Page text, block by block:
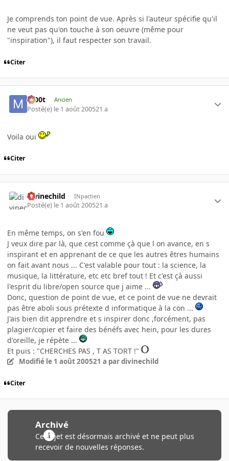
Je comprends ton point de vue. Après si l'auteur spécifie qu'il
ne veut pas qu'on touche à son oeuvre (même pour
"inspiration"), il faut respecter son travail.
Citer
m00t Ancien
Posté(e) le 1 août 200521 a
Voila oui
Citer
divinechild INpactien
Posté(e) le 1 août 200521 a
En même temps, on s'en fou
J veux dire par là, que cest comme çà que l on avance, en s
inspirant et en apprenant de ce que les autres êtres humains
on fait avant nous ... C'est valable pour tout : la science, la
musique, la littérature, etc etc bref tout ! Et c'est çà aussi
l'esprit du libre/open source que j aime ...
Donc, question de point de vue, et ce point de vue ne devrait
pas être aboli sous prétexte d informatique à la con ...
J'ais bien dit apprendre et s inspirer donc ,forcément, pas
plagier/copier et faire des bénéfs avec hein, pour les dures
d'oreille, je répète ...
Et puis : "CHERCHES PAS , T AS TORT !"
Modifié le 1 août 200521 a par divinechild
Citer
Archivé
Ce sujet est désormais archivé et ne peut plus
recevoir de nouvelles réponses.